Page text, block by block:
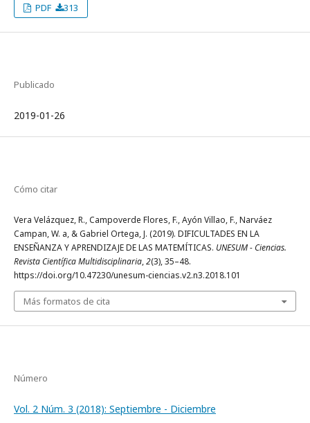
PDF 313
Publicado
2019-01-26
Cómo citar
Vera Velázquez, R., Campoverde Flores, F., Ayón Villao, F., Narváez
Campan, W. a, & Gabriel Ortega, J. (2019). DIFICULTADES EN LA
ENSEÑANZA Y APRENDIZAJE DE LAS MATEMÍTICAS. UNESUM - Ciencias.
Revista Científica Multidisciplinaria,2(3), 35–48.
https://doi.org/10.47230/unesum-ciencias.v2.n3.2018.101
Más formatos de cita
Número
Vol. 2 Núm. 3 (2018): Septiembre - Diciembre